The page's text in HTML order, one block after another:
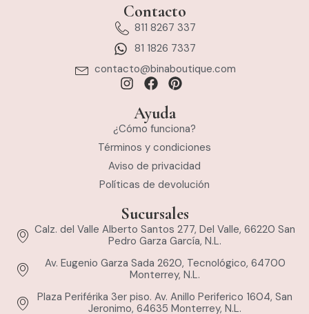
Contacto
811 8267 337
81 1826 7337
contacto@binaboutique.com
Ayuda
¿Cómo funciona?
Términos y condiciones
Aviso de privacidad
Políticas de devolución
Sucursales
Calz. del Valle Alberto Santos 277, Del Valle, 66220 San
Pedro Garza García, N.L.
Av. Eugenio Garza Sada 2620, Tecnológico, 64700
Monterrey, N.L.
Plaza Periférika 3er piso. Av. Anillo Periferico 1604, San
Jeronimo, 64635 Monterrey, N.L.